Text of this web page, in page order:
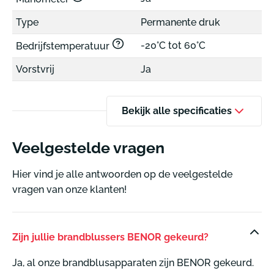
Type Permanente druk
Bedrijfstemperatuur -20°C tot 60°C
Vorstvrij Ja
Bekijk alle specificaties
Veelgestelde vragen
Hier vind je alle antwoorden op de veelgestelde
vragen van onze klanten!
Zijn jullie brandblussers BENOR gekeurd?
Ja, al onze brandblusapparaten zijn BENOR gekeurd.